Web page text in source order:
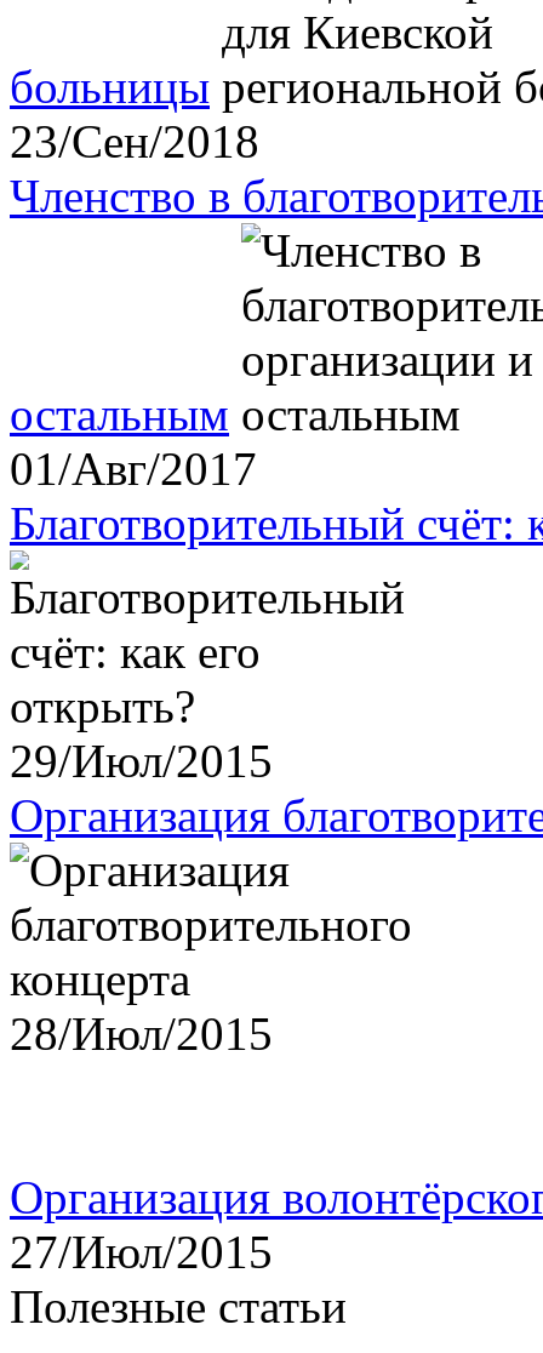
больницы
23/Сен/2018
Членство в
остальным
01/Авг/2017
Благотворительный счёт:
29/Июл/2015
Организация
28/Июл/2015
Организация
27/Июл/2015
Полезные статьи